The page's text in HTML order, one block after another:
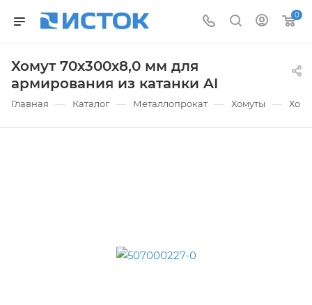
0
Хомут 70х300х8,0 мм для
армирования из катанки AI
Главная — Каталог — Металлопрокат — Хомуты —